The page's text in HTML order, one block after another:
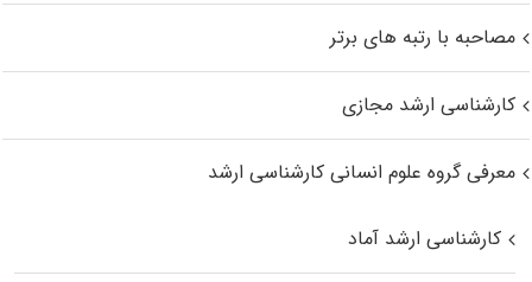
مصاحبه با رتبه های برتر
کارشناسی ارشد مجازی
معرفی گروه علوم انسانی کارشناسی ارشد
کارشناسی ارشد آماد